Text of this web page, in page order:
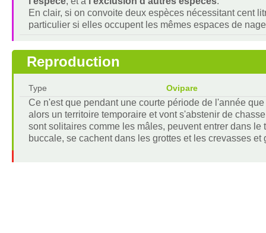
En clair, si on convoite deux espèces nécessitant cent
particulier si elles occupent les mêmes espaces de
Reproduction
Type Ovipare
Ce n'est que pendant une courte période de l'année
alors un territoire temporaire et vont s'abstenir de
sont solitaires comme les mâles, peuvent entrer dans
buccale, se cachent dans les grottes et les crevasses